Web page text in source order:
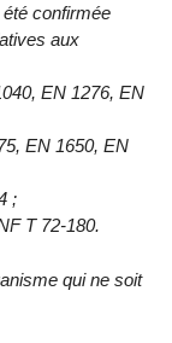
été confirmée
aux
EN 1276, EN
EN 1650, EN
;
T 72-180.
qui ne soit